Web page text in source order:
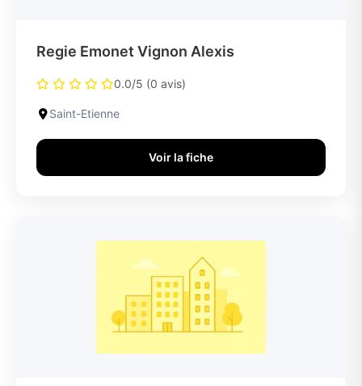
Regie Emonet Vignon Alexis
0.0/5 (0 avis)
Saint-Etienne
Voir la fiche